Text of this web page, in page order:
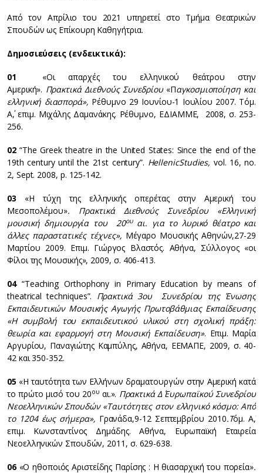
Από τον Απρίλιο του 2021 υπηρετεί στο Τμήμα Θεατρικών
Σπουδών ως Επίκουρη Καθηγήτρια.
Δημοσιεύσεις (ενδεικτικά):
01 «Οι απαρχές του ελληνικού θεάτρου στην
Αμερική». Πρακτικά Διεθνούς Συνεδρίου «Παγκοσμιοποίηση και
ελληνική διασπορά», Ρέθυμνο 29 Ιουνίου-1 Ιουλίου 2007. Τόμ.
Α΄, επιμ. Μιχάλης Δαμανάκης. Ρέθυμνο, ΕΔΙΑΜΜΕ, 2008, σ. 253-
256.
02“The Greek theatre in the United States: Since the end of the
19th century until the 21st century”. HellenicStudies, vol. 16, no.
2, Sept. 2008, p. 125-142.
03 «Η τύχη της ελληνικής οπερέτας στην Αμερική του
Μεσοπολέμου». Πρακτικά Διεθνούς Συνεδρίου «Ελληνική
μουσική δημιουργία του 20ουαι. για το λυρικό θέατρο και
άλλες παραστατικές τέχνες», Μέγαρο Μουσικής Αθηνών,27-29
Μαρτίου 2009. Επιμ. Γιώργος Βλαστός. Αθήνα, Σύλλογος «οι
Φίλοι της Μουσικής», 2009, σ. 406-413.
04“Teaching Orthophony in Primary Education by means of
theatrical techniques”. Πρακτικά 3ου Συνεδρίου της Ένωσης
Εκπαιδευτικών Μουσικής Αγωγής Πρωτοβάθμιας Εκπαίδευσης
«Η συμβολή του εκπαιδευτικού υλικού στη σχολική πράξη:
θεωρία και εφαρμογή στη Μουσική Εκπαίδευση». Επιμ. Μαρία
Αργυρίου, Παναγιώτης Καμπύλης, Αθήνα, ΕΕΜΑΠΕ, 2009, σ. 40-
42 και 350-352.
05«Η ταυτότητα των Ελλήνων δραματουργών στην Αμερική κατά
το πρώτο μισό του 20ου αι.». Πρακτικά Δ΄ Ευρωπαϊκού Συνεδρίου
Νεοελληνικών Σπουδών «Ταυτότητες στον ελληνικό κόσμο: Από
το 1204 έως σήμερα», Γρανάδα,9-12 Σεπτεμβρίου 2010.Τόμ. Α΄,
επιμ. Κωνσταντίνος Δημάδης. Αθήνα, Ευρωπαϊκή Εταιρεία
Νεοελληνικών Σπουδών, 2011, σ. 629-638.
06«Ο ηθοποιός Αριστείδης Παρίσης : Η θιασαρχική του πορεία».